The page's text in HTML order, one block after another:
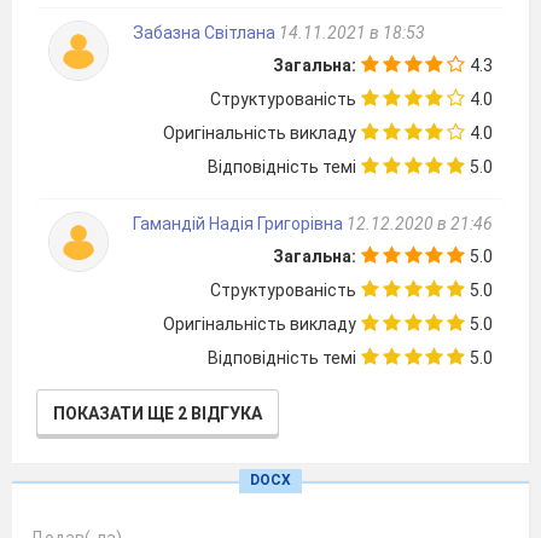
формувати навики роботи з програмою
Кіностудія Windows.
Цільові завдання:
Охарактеризувати загальні поняття
про відеофільм та процес розробки сценарію.
Ознайомити з інтерфейсом
програми Кіностудія Windows.
Формувати навики роботи з
відеоредактором Кіностудія Windows.
Виховувати естетичну та
патріотичну культуру, позитивне ставлення до
навчально-пізнавальної діяльності.
Очікувані результати:
розрізняєпрограми відеоредактори
Забазна Світлана 14.11.2021 в 18:53
Загальна:
4.3
Структурованість
4.0
Оригінальність викладу
4.0
Відповідність темі
5.0
Гамандій Надія Григорівна 12.12.2020 в 21:46
Загальна:
5.0
Структурованість
5.0
Оригінальність викладу
5.0
Відповідність темі
5.0
ПОКАЗАТИ ЩЕ 2 ВІДГУКА
DOCX